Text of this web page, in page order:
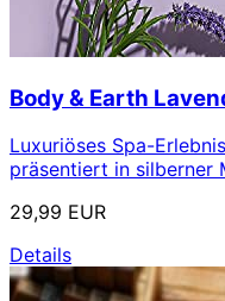
Body & Earth
Luxuriöses Spa-
präsentiert in silberner
29,99 EUR
Details